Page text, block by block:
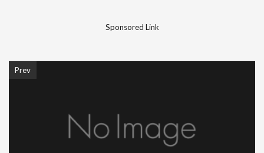
Sponsored Link
Prev